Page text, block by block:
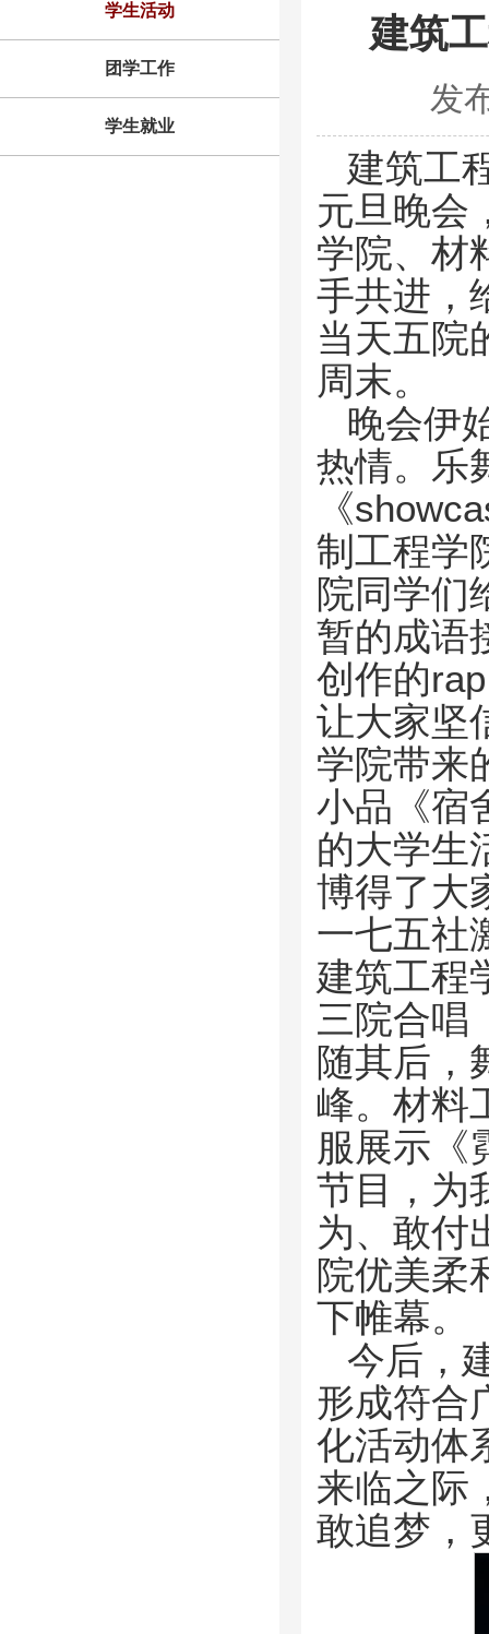
学生活动
团学工作
学生就业
建筑
发
建筑工
元旦晚会
学院、材
手共进，
当天五院
周末。
晚会伊
热情。乐
《
制工程学
院同学们
暂的成语
创作的
让大家坚
学院带来
小品《宿
的大学生
博得了大
一七五社
建筑工程
三院合唱
随其后，
峰。材料
服展示《
节目，为
为、敢付
院优美柔
下帷幕。
今后，
形成符合
化活动体
来临之际
敢追梦，